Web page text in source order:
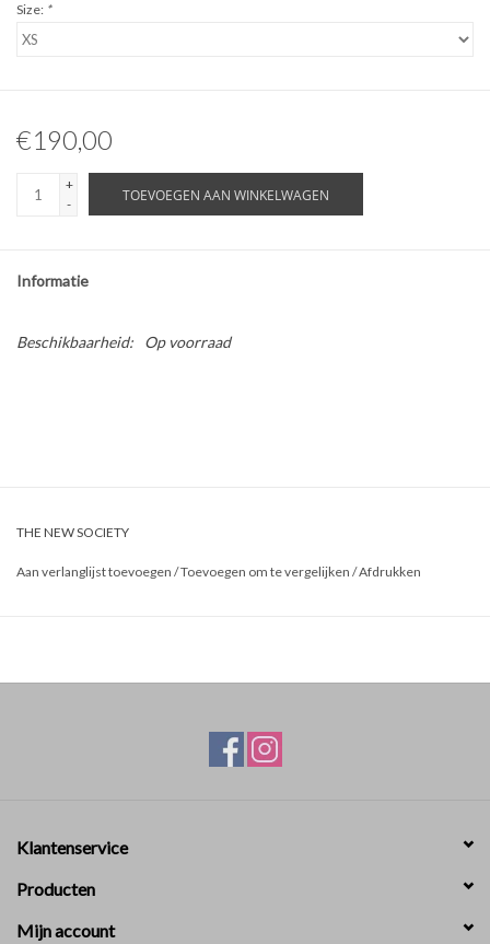
Size: *
€190,00
+
-
TOEVOEGEN AAN WINKELWAGEN
Informatie
Beschikbaarheid: Op voorraad
THE NEW SOCIETY
Aan verlanglijst toevoegen /Toevoegen om te vergelijken /Afdrukken
Klantenservice
Producten
Mijn account